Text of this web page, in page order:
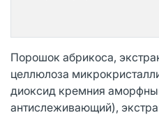
Порошок абрикоса,
целлюлоза
диоксид кремния
антислеживающий),